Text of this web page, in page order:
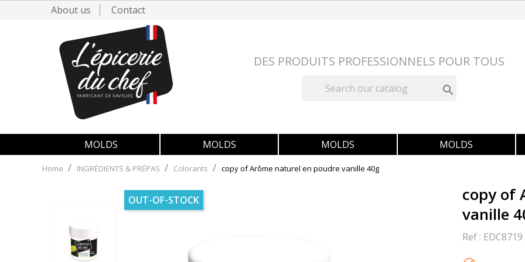
About us Contact
DES PRODUITS PROFESSIONNELS POUR TOUS

MOLDS MOLDS MOLDS MOLDS
Home INGRÉDIENTS & PRÉPAS Colorants copy of Arôme naturel en poudre vanille 40g
OUT-OF-STOCK
copy of
vanille
Ref : EDC8719